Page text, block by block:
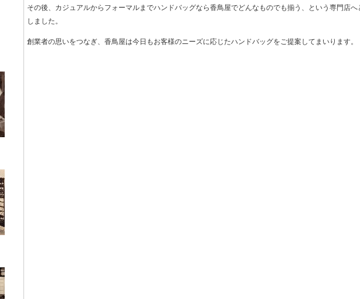
その後、カジュアルからフォーマルまでハンドバッグなら香鳥屋でどんなものでも揃う、という専門店へ
しました。
創業者の思いをつなぎ、香鳥屋は今日もお客様のニーズに応じたハンドバッグをご提案してまいります。